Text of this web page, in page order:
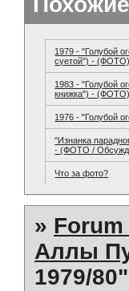
1979 - "Голубой
суетой") - (ФОТО)
1983 - "Голубой
книжка") - (ФОТО)
1976 - "Голубой
"Изнанка
- (ФОТО /
Что за фото?
»
Аллы
1979/